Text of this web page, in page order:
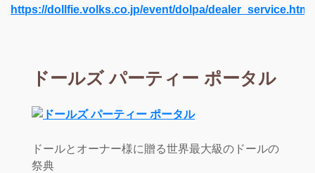
https://dollfie.volks.co.jp/event/dolpa/dealer_service.html
ドールズ パーティー ポータル
ドールとオーナー様に贈る世界最大級のドールの
祭典